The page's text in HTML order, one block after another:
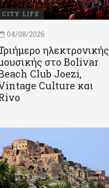
CITY LIFE
04/08/2026
ηλεκτρονικής
στο Bolivar
Club Joezi,
Culture και